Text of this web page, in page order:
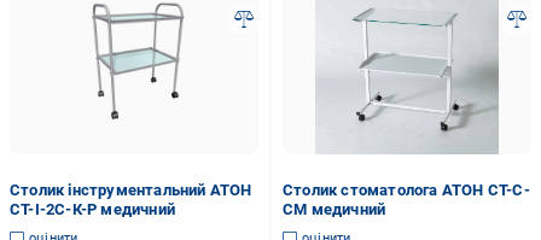
Столик інструментальний АТОН
СТ-І-2С-К-Р медичний
Столик стоматолога АТОН СТ-С-
СМ медичний